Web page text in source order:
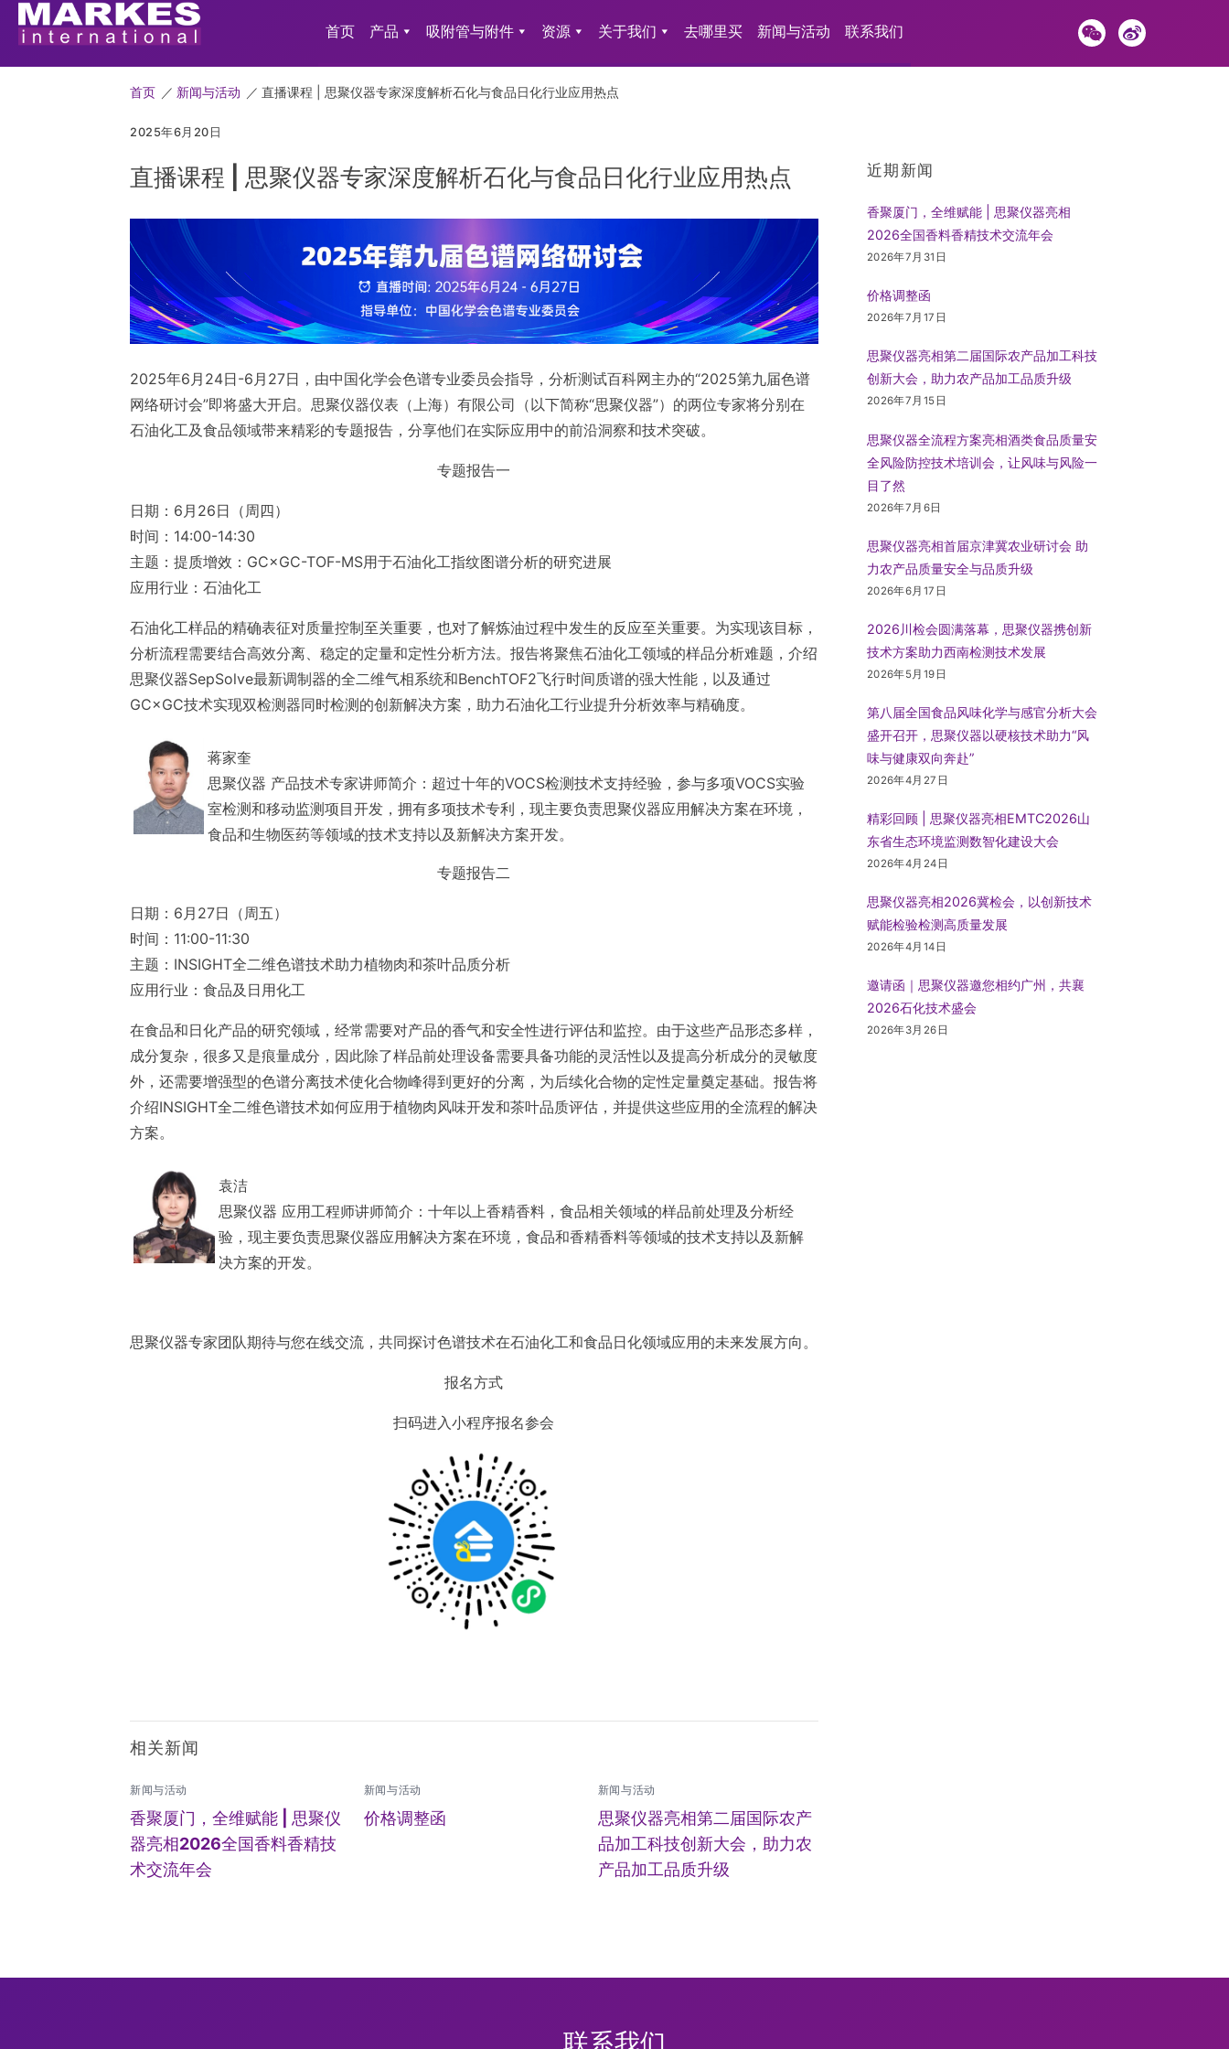
首页 产品 吸附管与附件 资源 关于我们 去哪里买 新闻与活动 联系我们
首页 ／ 新闻与活动 ／ 直播课程 | 思聚仪器专家深度解析石化与食品日化行业应用热点
2025年6月20日
直播课程 | 思聚仪器专家深度解析石化与食品日化行业应用热点
2025年6月24日-6月27日，由中国化学会色谱专业委员会指导，分析测试百科网主办的“2025第九届色谱
网络研讨会”即将盛大开启。思聚仪器仪表（上海）有限公司（以下简称“思聚仪器”）的两位专家将分别在
石油化工及食品领域带来精彩的专题报告，分享他们在实际应用中的前沿洞察和技术突破。
专题报告一
日期： 6月26日（周四）
时间： 14:00-14:30
主题： 提质增效：GC×GC-TOF-MS用于石油化工指纹图谱分析的研究进展
应用行业： 石油化工
石油化工样品的精确表征对质量控制至关重要，也对了解炼油过程中发生的反应至关重要。为实现该目标，
分析流程需要结合高效分离、稳定的定量和定性分析方法。报告将聚焦石油化工领域的样品分析难题，介绍
思聚仪器SepSolve最新调制器的全二维气相系统和BenchTOF2飞行时间质谱的强大性能，以及通过
GC×GC技术实现双检测器同时检测的创新解决方案，助力石油化工行业提升分析效率与精确度。
蒋家奎
思聚仪器 产品技术专家讲师简介： 超过十年的VOCS检测技术支持经验，参与多项VOCS实验
室检测和移动监测项目开发，拥有多项技术专利，现主要负责思聚仪器应用解决方案在环境，
食品和生物医药等领域的技术支持以及新解决方案开发。
专题报告二
日期： 6月27日（周五）
时间： 11:00-11:30
主题： INSIGHT全二维色谱技术助力植物肉和茶叶品质分析
应用行业： 食品及日用化工
在食品和日化产品的研究领域，经常需要对产品的香气和安全性进行评估和监控。由于这些产品形态多样，
成分复杂，很多又是痕量成分，因此除了样品前处理设备需要具备功能的灵活性以及提高分析成分的灵敏度
外，还需要增强型的色谱分离技术使化合物峰得到更好的分离，为后续化合物的定性定量奠定基础。报告将
介绍INSIGHT全二维色谱技术如何应用于植物肉风味开发和茶叶品质评估，并提供这些应用的全流程的解决
方案。
袁洁
思聚仪器 应用工程师讲师简介： 十年以上香精香料，食品相关领域的样品前处理及分析经
验，现主要负责思聚仪器应用解决方案在环境，食品和香精香料等领域的技术支持以及新解
决方案的开发。
思聚仪器专家团队期待与您在线交流，共同探讨色谱技术在石油化工和食品日化领域应用的未来发展方向。
报名方式
扫码进入小程序报名参会
相关新闻
新闻与活动
香聚厦门，全维赋能 | 思聚仪
器亮相2026全国香料香精技
术交流年会
新闻与活动
价格调整函
新闻与活动
思聚仪器亮相第二届国际农产
品加工科技创新大会，助力农
产品加工品质升级
近期新闻
香聚厦门，全维赋能 | 思聚仪器亮相
2026全国香料香精技术交流年会
2026年7月31日
价格调整函
2026年7月17日
思聚仪器亮相第二届国际农产品加工科技
创新大会，助力农产品加工品质升级
2026年7月15日
思聚仪器全流程方案亮相酒类食品质量安
全风险防控技术培训会，让风味与风险一
目了然
2026年7月6日
思聚仪器亮相首届京津冀农业研讨会 助
力农产品质量安全与品质升级
2026年6月17日
2026川检会圆满落幕，思聚仪器携创新
技术方案助力西南检测技术发展
2026年5月19日
第八届全国食品风味化学与感官分析大会
盛开召开，思聚仪器以硬核技术助力“风
味与健康双向奔赴”
2026年4月27日
精彩回顾 | 思聚仪器亮相EMTC2026山
东省生态环境监测数智化建设大会
2026年4月24日
思聚仪器亮相2026冀检会，以创新技术
赋能检验检测高质量发展
2026年4月14日
邀请函｜思聚仪器邀您相约广州，共襄
2026石化技术盛会
2026年3月26日